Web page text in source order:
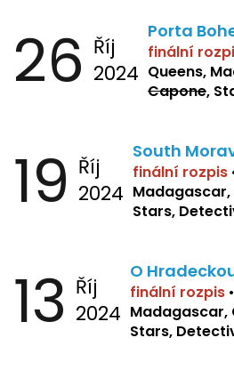
26 Říj
2024
Porta
finální
Queens,
Capone,
19 Říj
2024
South
finální rozpis
Madagascar,
Stars,
13 Říj
2024
O
finální rozpis •
Madagascar,
Stars,